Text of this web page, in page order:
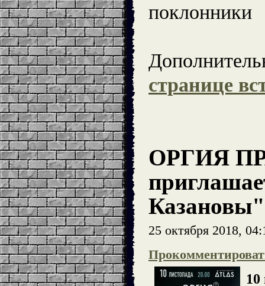
поклонники
странице
ОРГИЯ
Казановы"
25 октября 2018,